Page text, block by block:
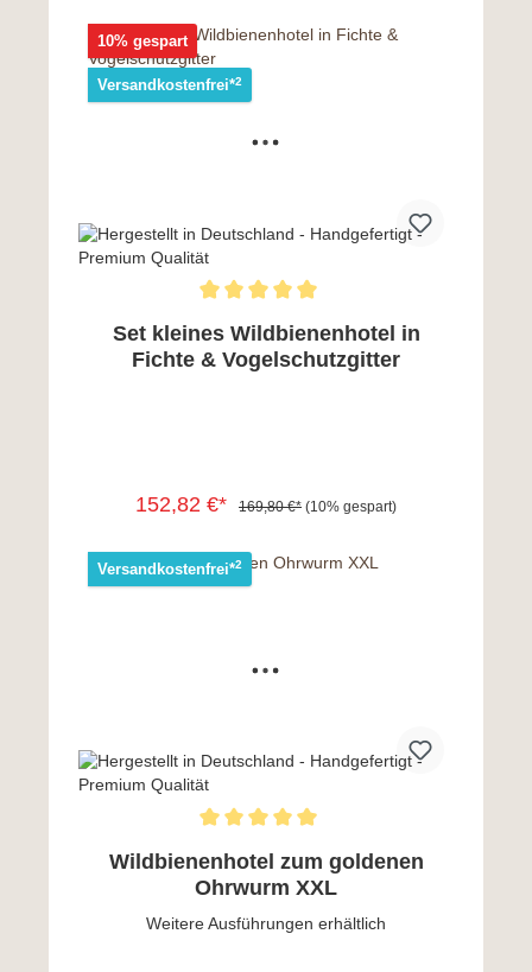
10% gespart
Versandkostenfrei*2
Set kleines Wildbienenhotel in
Fichte & Vogelschutzgitter
152,82 €* 169,80 €* (10% gespart)
In den Warenkorb
Versandkostenfrei*2
Wildbienenhotel zum goldenen
Ohrwurm XXL
Weitere Ausführungen erhältlich